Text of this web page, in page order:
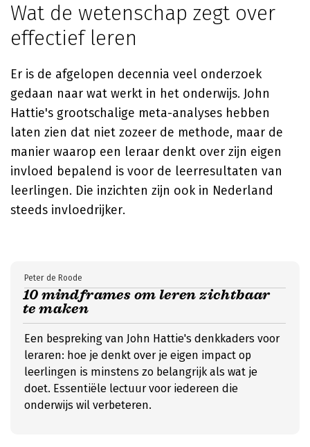
Wat de wetenschap zegt over
effectief leren
Er is de afgelopen decennia veel onderzoek
gedaan naar wat werkt in het onderwijs. John
Hattie's grootschalige meta-analyses hebben
laten zien dat niet zozeer de methode, maar de
manier waarop een leraar denkt over zijn eigen
invloed bepalend is voor de leerresultaten van
leerlingen. Die inzichten zijn ook in Nederland
steeds invloedrijker.
10 mindframes om leren zichtbaar
te maken
Peter de Roode
Een bespreking van John Hattie's denkkaders voor
leraren: hoe je denkt over je eigen impact op
leerlingen is minstens zo belangrijk als wat je
doet. Essentiële lectuur voor iedereen die
onderwijs wil verbeteren.